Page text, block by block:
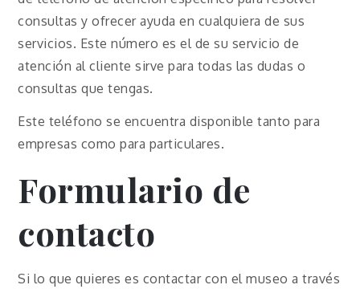
consultas y ofrecer ayuda en cualquiera de sus
servicios. Este número es el de su servicio de
atención al cliente sirve para todas las dudas o
consultas que tengas.
Este teléfono se encuentra disponible tanto para
empresas como para particulares.
Formulario de
contacto
Si lo que quieres es contactar con el museo a través